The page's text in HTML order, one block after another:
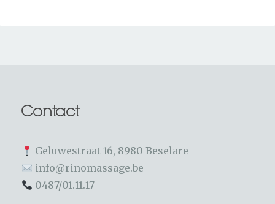
Contact
Geluwestraat 16, 8980 Beselare
info@rinomassage.be
0487/01.11.17